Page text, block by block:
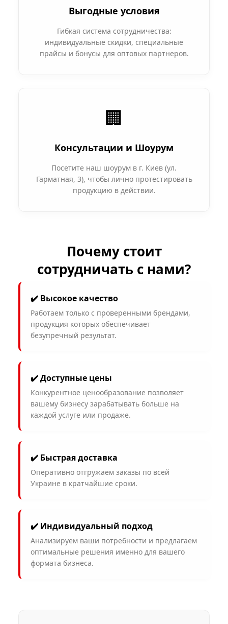
Выгодные условия
Гибкая система сотрудничества:
индивидуальные скидки, специальные
прайсы и бонусы для оптовых партнеров.
🏢
Консультации и Шоурум
Посетите наш шоурум в г. Киев (ул.
Гарматная, 3), чтобы лично протестировать
продукцию в действии.
Почему стоит
сотрудничать с нами?
✔️ Высокое качество
Работаем только с проверенными брендами,
продукция которых обеспечивает
безупречный результат.
✔️ Доступные цены
Конкурентное ценообразование позволяет
вашему бизнесу зарабатывать больше на
каждой услуге или продаже.
✔️ Быстрая доставка
Оперативно отгружаем заказы по всей
Украине в кратчайшие сроки.
✔️ Индивидуальный подход
Анализируем ваши потребности и предлагаем
оптимальные решения именно для вашего
формата бизнеса.